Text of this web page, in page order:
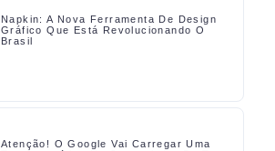
Napkin: A Nova Ferramenta De Design
Gráfico Que Está Revolucionando O
Brasil
Atenção! O Google Vai Carregar Uma